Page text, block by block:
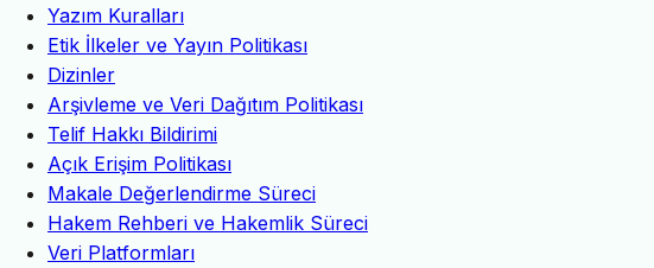
Yazım Kuralları
Etik İlkeler ve Yayın Politikası
Dizinler
Arşivleme ve Veri Dağıtım Politikası
Telif Hakkı Bildirimi
Açık Erişim Politikası
Makale Değerlendirme Süreci
Hakem Rehberi ve Hakemlik Süreci
Veri Platformları